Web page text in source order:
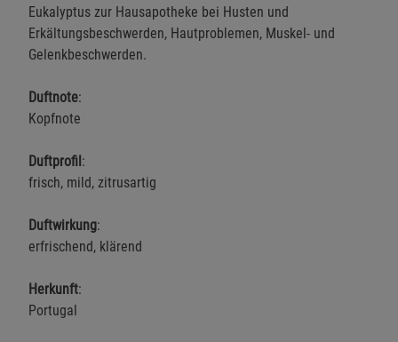
Eukalyptus zur Hausapotheke bei Husten und
Erkältungsbeschwerden, Hautproblemen, Muskel- und
Gelenkbeschwerden.
Duftnote:
Kopfnote
Duftprofil:
frisch, mild, zitrusartig
Duftwirkung:
erfrischend, klärend
Herkunft:
Portugal